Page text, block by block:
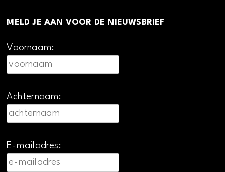
MELD JE AAN VOOR DE NIEUWSBRIEF
Voornaam:
Achternaam:
E-mailadres: